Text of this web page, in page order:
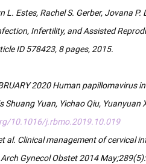
Estes, Rachel S. Gerber, Jovana P.
Infertility, and Assisted
ID 578423, 8 pages, 2015.
2020 Human papillomavirus
Yuan, Yichao Qiu, Yuanyuan
10.1016/j.rbmo.2019.10.019
et al. Clinical management of cervical
Gynecol Obstet 2014